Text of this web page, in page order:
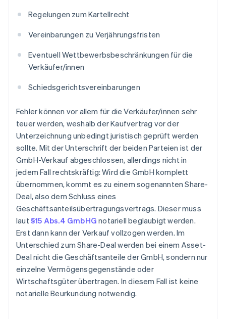
Regelungen zum Kartellrecht
Vereinbarungen zu Verjährungsfristen
Eventuell Wettbewerbsbeschränkungen für die
Verkäufer/innen
Schiedsgerichtsvereinbarungen
Fehler können vor allem für die Verkäufer/innen sehr
teuer werden, weshalb der Kaufvertrag vor der
Unterzeichnung unbedingt juristisch geprüft werden
sollte. Mit der Unterschrift der beiden Parteien ist der
GmbH-Verkauf abgeschlossen, allerdings nicht in
jedem Fall rechtskräftig: Wird die GmbH komplett
übernommen, kommt es zu einem sogenannten Share-
Deal, also dem Schluss eines
Geschäftsanteilsübertragungsvertrags. Dieser muss
laut§15 Abs.4 GmbHG notariell beglaubigt werden.
Erst dann kann der Verkauf vollzogen werden. Im
Unterschied zum Share-Deal werden bei einem Asset-
Deal nicht die Geschäftsanteile der GmbH, sondern nur
einzelne Vermögensgegenstände oder
Wirtschaftsgüter übertragen. In diesem Fall ist keine
notarielle Beurkundung notwendig.